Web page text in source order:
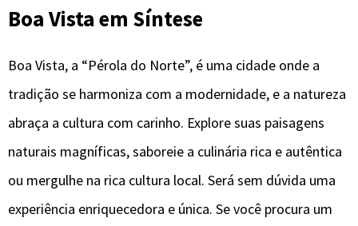
Boa Vista em Síntese
Boa Vista, a “Pérola do Norte”, é uma cidade onde a
tradição se harmoniza com a modernidade, e a natureza
abraça a cultura com carinho. Explore suas paisagens
naturais magníficas, saboreie a culinária rica e autêntica
ou mergulhe na rica cultura local. Será sem dúvida uma
experiência enriquecedora e única. Se você procura um